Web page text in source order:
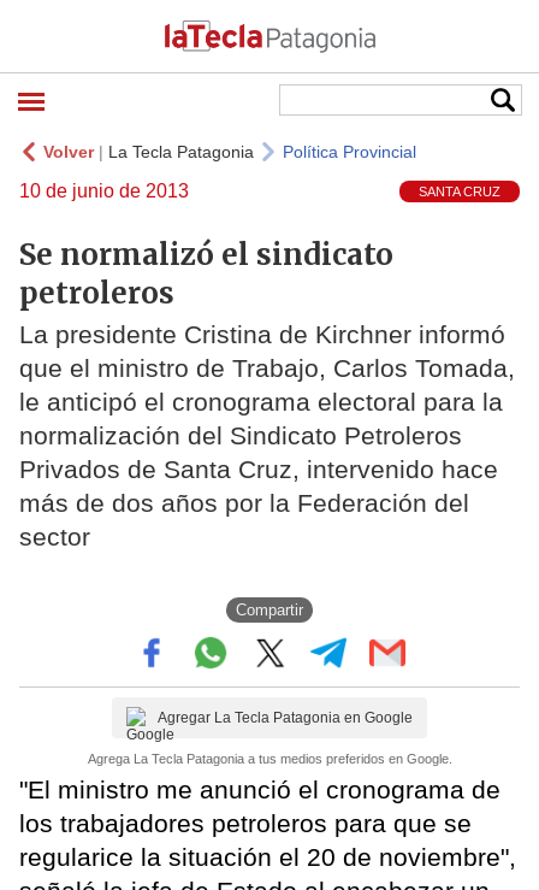
Volver| La Tecla Patagonia Política Provincial
10 de junio de 2013 SANTA CRUZ
Se normalizó el sindicato
petroleros
La presidente Cristina de Kirchner informó
que el ministro de Trabajo, Carlos Tomada,
le anticipó el cronograma electoral para la
normalización del Sindicato Petroleros
Privados de Santa Cruz, intervenido hace
más de dos años por la Federación del
sector
Compartir
Agregar La Tecla Patagonia en Google
Agrega La Tecla Patagonia a tus medios preferidos en Google.
"El ministro me anunció el cronograma de
los trabajadores petroleros para que se
regularice la situación el 20 de noviembre",